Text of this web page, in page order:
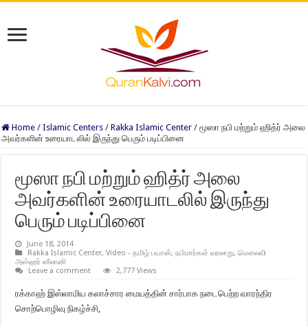
Home / Islamic Centers / Rakka Islamic Center / மூஸா நபி மற்றும் ஹித்ர் அலை
அவர்களின் உரையாடலில் இருந்து பெரும் படிப்பினை
மூஸா நபி மற்றும் ஹித்ர் அலை
அவர்களின் உரையாடலில் இருந்து
பெரும் படிப்பினை
June 18, 2014
Rakka Islamic Center,Video - தமிழ் பயான்,நபிமார்கள் வரலாறு,மௌலவி
அஸ்ஹர் ஸீலானி
Leave a comment
2,777 Views
ரக்காஹ் இஸ்லாமிய கலாச்சார மையத்தின் சார்பாக நடைபெற்ற வாரந்திர
சொற்பொழிவு நிகழ்ச்சி,